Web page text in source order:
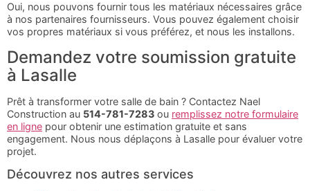
Oui, nous pouvons fournir tous les matériaux nécessaires grâce
à nos partenaires fournisseurs. Vous pouvez également choisir
vos propres matériaux si vous préférez, et nous les installons.
Demandez votre soumission gratuite
à Lasalle
Prêt à transformer votre salle de bain ? Contactez Nael
Construction au 514-781-7283 ou remplissez notre formulaire
en ligne pour obtenir une estimation gratuite et sans
engagement. Nous nous déplaçons à Lasalle pour évaluer votre
projet.
Découvrez nos autres services